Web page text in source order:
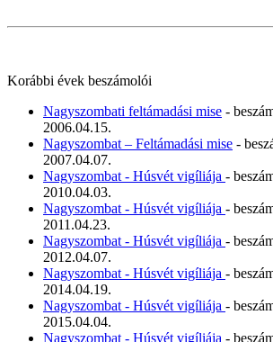
Korábbi évek beszámolói
Nagyszombati feltámadási mise -
2006.04.15.
Nagyszombat – Feltámadási mise -
2007.04.07.
Nagyszombat - Húsvét vigíliája -
2010.04.03.
Nagyszombat - Húsvét vigíliája -
2011.04.23.
Nagyszombat - Húsvét vigíliája -
2012.04.07.
Nagyszombat - Húsvét vigíliája -
2014.04.19.
Nagyszombat - Húsvét vigíliája -
2015.04.04.
Nagyszombat - Húsvét vigíliája -